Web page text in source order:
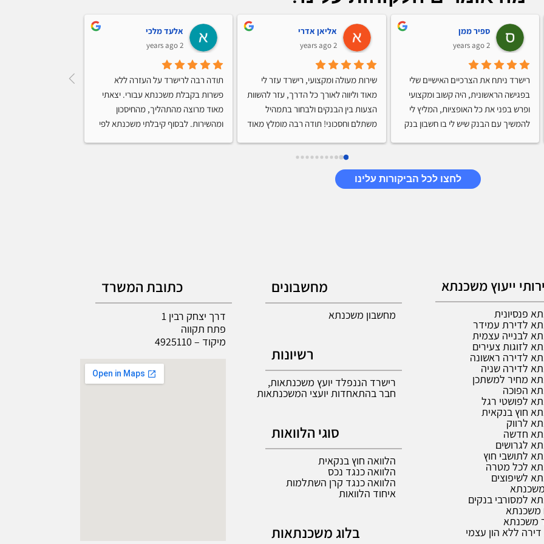
ספיר ממן
2 years ago
להמשיך עם הבנק שיש לי בו חשבון בנק
הצוות של משכנתא גורו ועל רישרד
הננפלד ממליצה לעבוד איתו לכל מי
אליאן אדרי
2 years ago
משתלם וחסכוני! תודה רבה מומלץ מאוד
אלעד מלכי
2 years ago
תודה רבה לרישרד על העזרה ללא
לחצו לכל הביקורות עלינו
ייעוץ משכנתא
פנסיונית
לדירת עמידר
לבנייה עצמית
לזוגות צעירים
לדירה ראשונה
לדירה שניה
מחיר למשתכן
הפוכה
לפושטי רגל
חוץ בנקאית
לרווק
חדשה
לגרושים
לתושבי חוץ
לכל מטרה
לשיפוצים
משכנתא
למסורבי בנקים
משכנתא
משכנתא
דירה ללא הון עצמי
מחשבונים
מחשבון משכנתא
רשיונות
רישרד הננפלד יועץ משכנתאות,
חבר בהתאחדות יועצי המשכנתאות
סוגי הלוואות
הלוואה חוץ בנקאית
הלוואה כנגד נכס
הלוואה כנגד קרן השתלמות
איחוד הלוואות
בלוג משכנתאות
כתובת המשרד
דרך יצחק רבין 1
פתח תקווה
מיקוד – 4925110